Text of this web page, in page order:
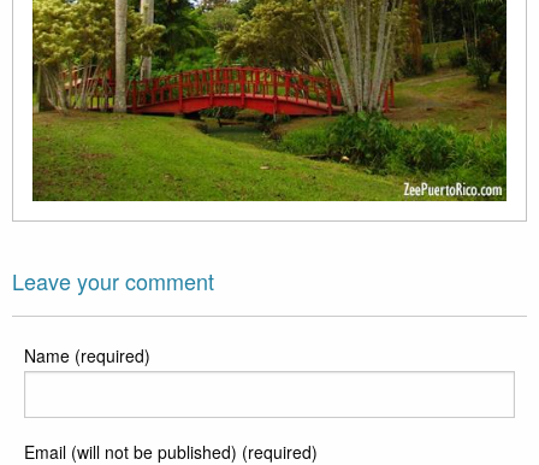
Leave your comment
Name (required)
Email (will not be published) (required)